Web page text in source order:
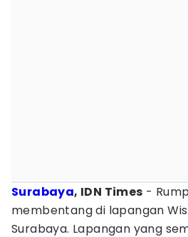
Surabaya, IDN Times -
membentang di lapangan
Surabaya. Lapangan yang